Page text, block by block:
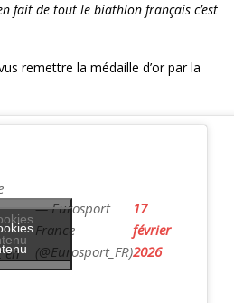
fait de tout le biathlon français c’est
remettre la médaille d’or par la
en
— Eurosport
France
(@Eurosport_FR)
17
février
2026